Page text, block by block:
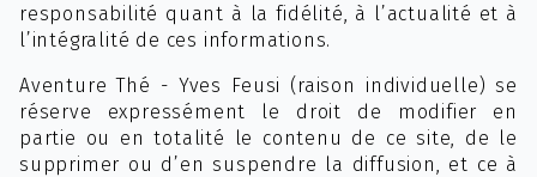
responsabilité quant à la fidélité, à l’actualité et à
l’intégralité de ces informations.
Aventure Thé - Yves Feusi (raison individuelle) se
réserve expressément le droit de modifier en
partie ou en totalité le contenu de ce site, de le
supprimer ou d’en suspendre la diffusion, et ce à